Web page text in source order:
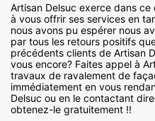
Artisan Delsuc exerce dans
à vous offrir ses services en
nous avons pu espérer nous
par tous les retours positifs
précédents clients de Artisan
vous encore? Faites appel à
travaux de ravalement de
immédiatement en vous
Delsuc ou en le contactant
obtenez-le gratuitement !!